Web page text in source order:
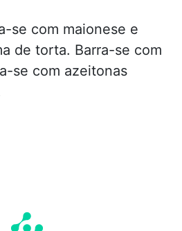
se com maionese e
de torta. Barra-se com
se com azeitonas